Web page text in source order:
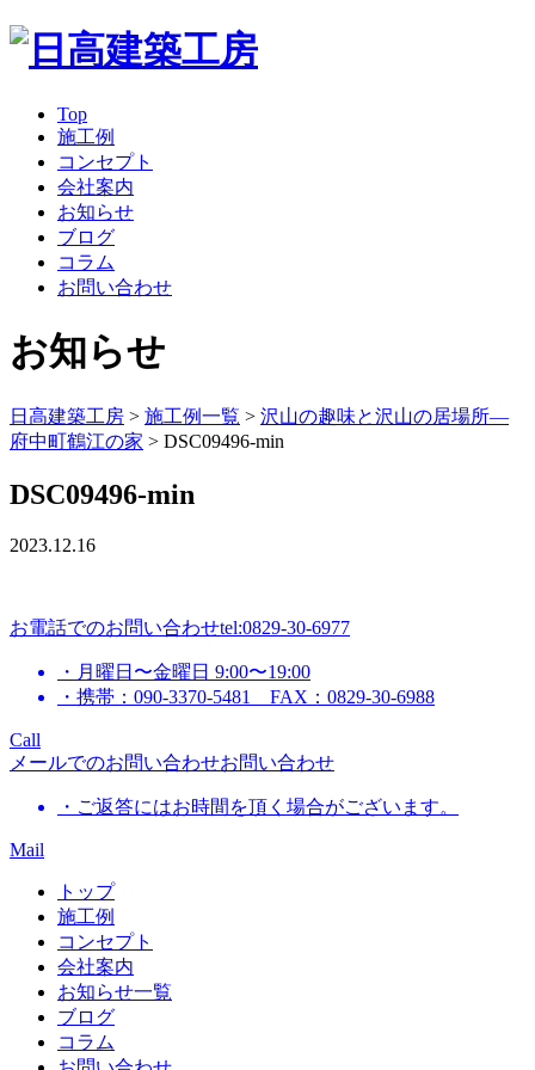
Top
施工例
コンセプト
会社案内
お知らせ
ブログ
コラム
お問い合わせ
お知らせ
日高建築工房 > 施工例一覧 > 沢山の趣味と沢山の居場所―
府中町鶴江の家 > DSC09496-min
DSC09496-min
2023.12.16
お電話でのお問い合わせtel:0829-30-6977
・月曜日〜金曜日 9:00〜19:00
・携帯：090-3370-5481 FAX：0829-30-6988
Call
メールでのお問い合わせお問い合わせ
・ご返答にはお時間を頂く場合がございます。
Mail
トップ
施工例
コンセプト
会社案内
お知らせ一覧
ブログ
コラム